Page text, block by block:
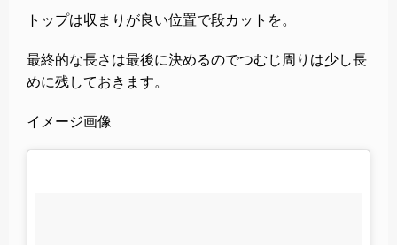
トップは収まりが良い位置で段カットを。
最終的な長さは最後に決めるのでつむじ周りは少し長
めに残しておきます。
イメージ画像